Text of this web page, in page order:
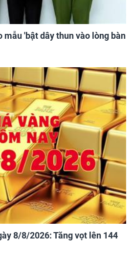
mẫu 'bật dây thun vào lòng bàn
8/8/2026: Tăng vọt lên 144